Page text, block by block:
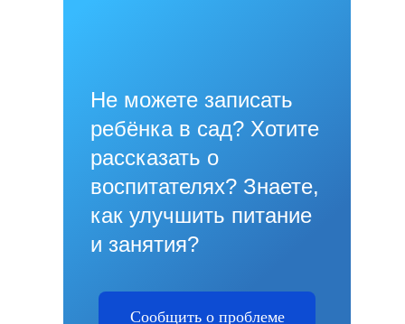
Не можете записать
ребёнка в сад? Хотите
рассказать о
воспитателях? Знаете,
как улучшить питание
и занятия?
Сообщить о проблеме